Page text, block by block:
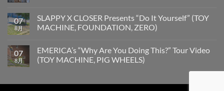
07
8月
SLAPPY X CLOSER Presents “Do It Yourself” (TOY
MACHINE, FOUNDATION, ZERO)
07
8月
EMERICA’s “Why Are You Doing This?” Tour Video
(TOY MACHINE, PIG WHEELS)